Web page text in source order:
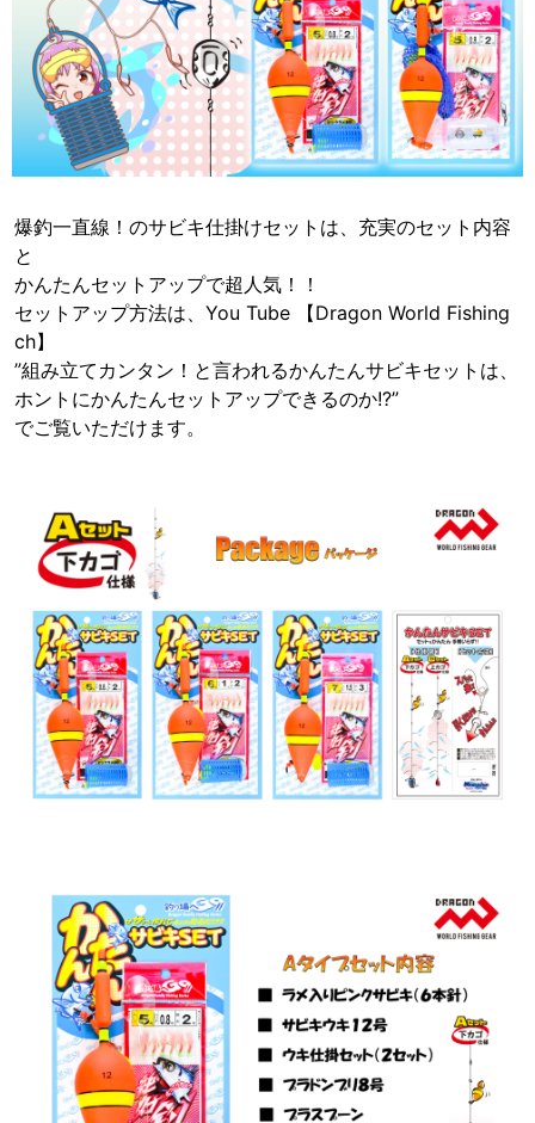
爆釣一直線！のサビキ仕掛けセットは、充実のセット内容
と
かんたんセットアップで超人気！！
セットアップ方法は、You Tube 【Dragon World Fishing
ch】
”組み立てカンタン！と言われるかんたんサビキセットは、
ホントにかんたんセットアップできるのか!?”
でご覧いただけます。